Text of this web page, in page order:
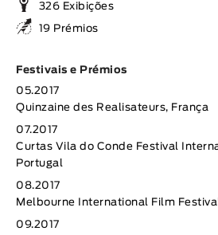
326 Exibições
19 Prémios
Festivais e Prémios
05.2017
Quinzaine des Realisateurs, França
07.2017
Curtas Vila do Conde Festival
Portugal
08.2017
Melbourne International Film
09.2017